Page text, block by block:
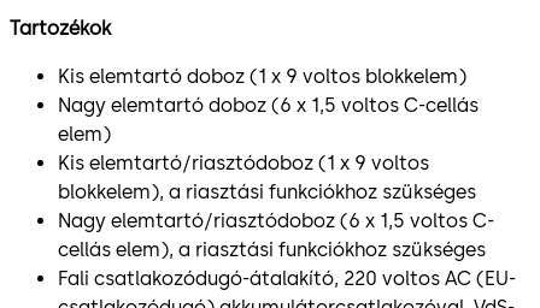
Tartozékok
Kis elemtartó doboz (1 x 9 voltos blokkelem)
Nagy elemtartó doboz (6 x 1,5 voltos C-cellás
elem)
Kis elemtartó/riasztódoboz (1 x 9 voltos
blokkelem), a riasztási funkciókhoz szükséges
Nagy elemtartó/riasztódoboz (6 x 1,5 voltos C-
cellás elem), a riasztási funkciókhoz szükséges
Fali csatlakozódugó-átalakító, 220 voltos AC (EU-